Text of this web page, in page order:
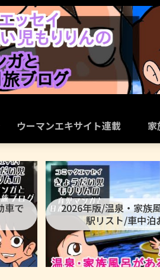
ウーマンエキサイト連載
車で
2026年版/温泉・家族
駅リスト/車中泊